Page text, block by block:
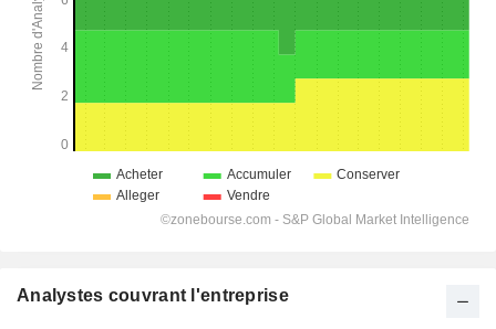
Analystes couvrant l'entreprise